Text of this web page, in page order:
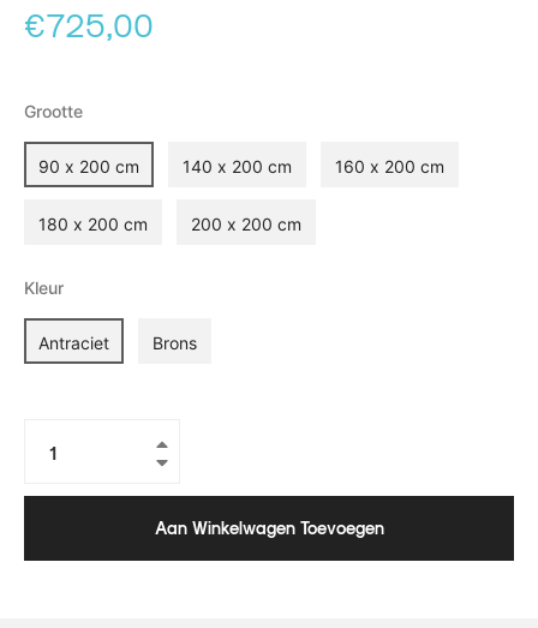
prijs
€725,00
Grootte
90 x 200 cm 140 x 200 cm 160 x 200 cm
180 x 200 cm 200 x 200 cm
Kleur
Antraciet Brons
Aan Winkelwagen Toevoegen